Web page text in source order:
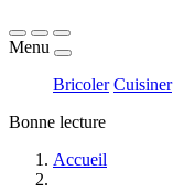
Menu
Bricoler Cuisiner
Bonne lecture
Accueil